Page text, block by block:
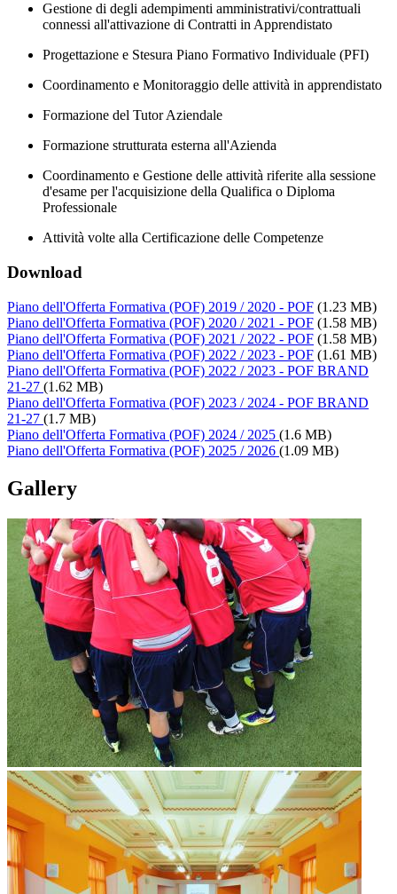
Gestione di degli adempimenti amministrativi/contrattuali
connessi all'attivazione di Contratti in Apprendistato
Progettazione e Stesura Piano Formativo Individuale (PFI)
Coordinamento e Monitoraggio delle attività in apprendistato
Formazione del Tutor Aziendale
Formazione strutturata esterna all'Azienda
Coordinamento e Gestione delle attività riferite alla sessione
d'esame per l'acquisizione della Qualifica o Diploma
Professionale
Attività volte alla Certificazione delle Competenze
Download
Piano dell'Offerta Formativa (POF) 2019 / 2020 - POF (1.23 MB)
Piano dell'Offerta Formativa (POF) 2020 / 2021 - POF (1.58 MB)
Piano dell'Offerta Formativa (POF) 2021 / 2022 - POF (1.58 MB)
Piano dell'Offerta Formativa (POF) 2022 / 2023 - POF (1.61 MB)
Piano dell'Offerta Formativa (POF) 2022 / 2023 - POF BRAND
21-27 (1.62 MB)
Piano dell'Offerta Formativa (POF) 2023 / 2024 - POF BRAND
21-27 (1.7 MB)
Piano dell'Offerta Formativa (POF) 2024 / 2025 (1.6 MB)
Piano dell'Offerta Formativa (POF) 2025 / 2026 (1.09 MB)
Gallery